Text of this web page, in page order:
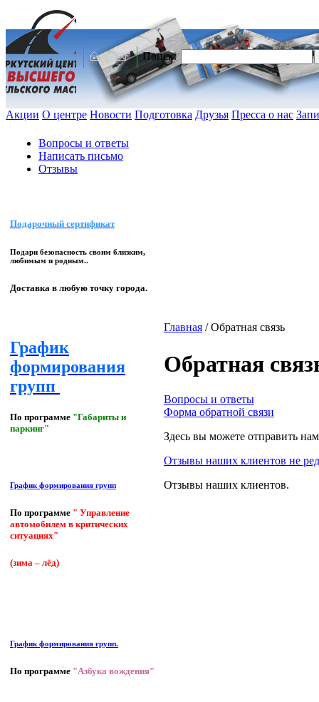
Поиск:
Акции О центре Новости Подготовка Друзья Пресса о нас
Вопросы и ответы
Написать письмо
Отзывы
Подарочный сертификат
Подари безопасность своим близким,
любимым и родным..
Доставка в любую точку города.
График
формирования
групп
По программе "Габариты и
паркинг"
График формирования групп
По программе " Управление
автомобилем в критических
ситуациях"
(зима – лёд)
График формирования групп.
По программе "Азбука вождения"
Главная /Обратная связь
Обратная
Вопросы и ответы
Форма обратной связи
Здесь вы можете отправить
Отзывы наших клиентов не
Отзывы наших клиентов.